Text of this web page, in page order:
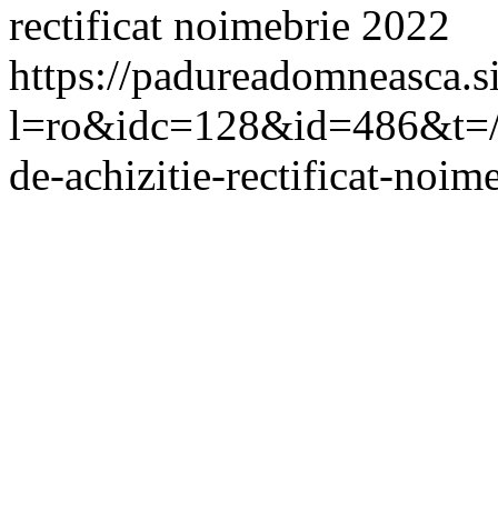
rectificat noimebrie 2022
https://
de-achizitie-rectificat-